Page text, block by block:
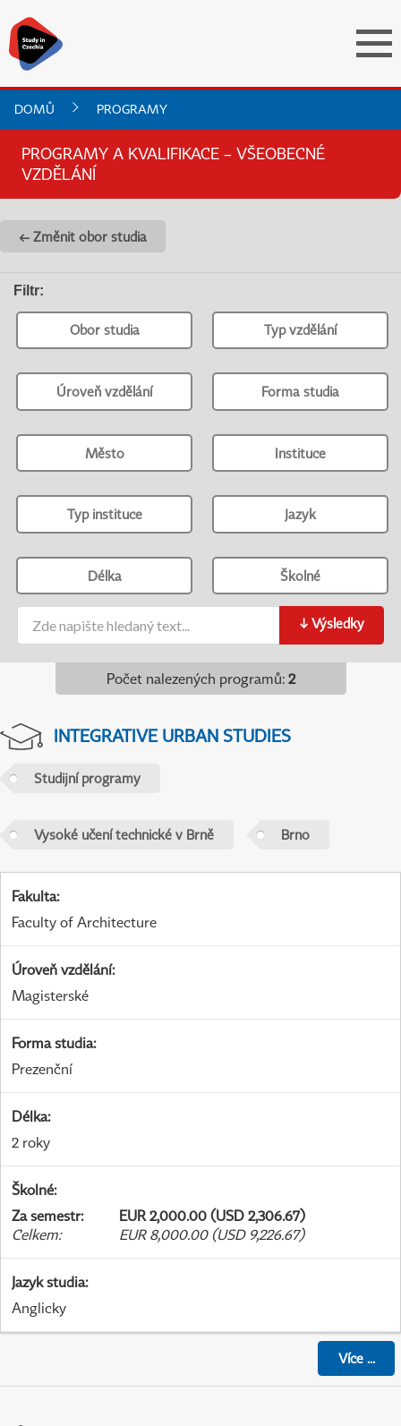
DOMŮ PROGRAMY
PROGRAMY A KVALIFIKACE – VŠEOBECNÉ
VZDĚLÁNÍ
← Změnit obor studia
Filtr:
Obor studia Typ vzdělání
Úroveň vzdělání Forma studia
Město Instituce
Typ instituce Jazyk
Délka Školné
↓ Výsledky
Počet nalezených programů: 2
INTEGRATIVE URBAN STUDIES
Studijní programy
Vysoké učení technické v Brně Brno
Fakulta:
Faculty of Architecture
Úroveň vzdělání:
Magisterské
Forma studia:
Prezenční
Délka:
2 roky
Školné:
Za semestr:
EUR 2,000.00 (USD 2,306.67)
Celkem: EUR 8,000.00 (USD 9,226.67)
Jazyk studia:
Anglicky
Více...